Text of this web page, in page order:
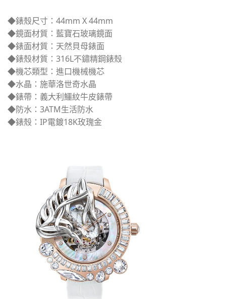
◆錶殼尺寸：44mm X 44mm
◆鏡面材質：藍寶石玻璃鏡面
◆錶面材質：天然貝母錶面
◆錶殼材質：316L不鏽精鋼錶殼
◆機芯類型：進口機械機芯
◆水晶：施華洛世奇水晶
◆錶帶：義大利鱷紋牛皮錶帶
◆防水：3ATM生活防水
◆錶殼：IP電鍍18K玫瑰金